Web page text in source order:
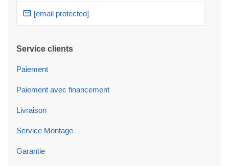
[email protected]
Service clients
Paiement
Paiement avec financement
Livraison
Service Montage
Garantie